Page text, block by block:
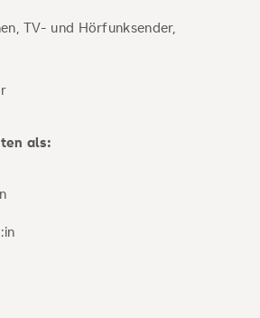
TV- und Hörfunksender,
als: